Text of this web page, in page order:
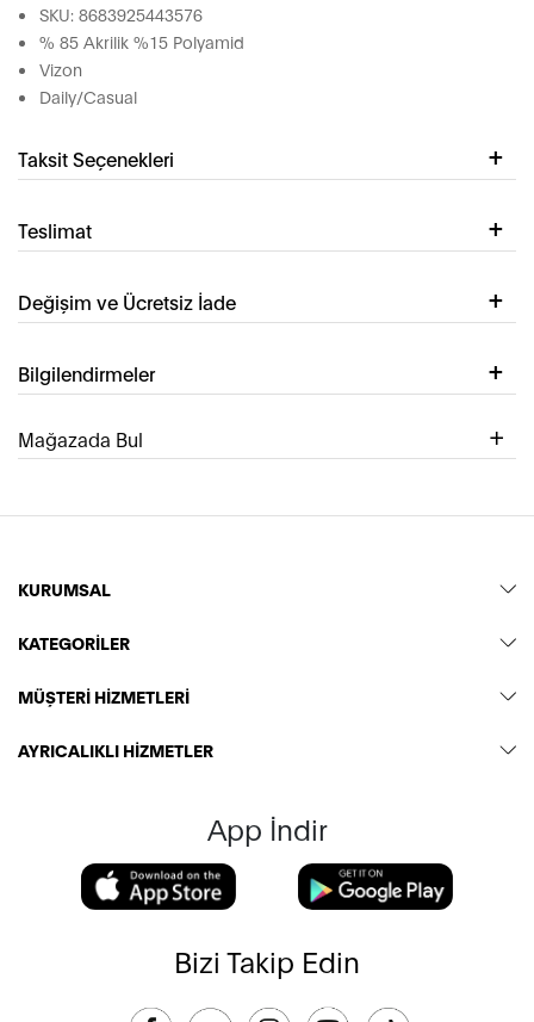
SKU: 8683925443576
% 85 Akrilik %15 Polyamid
Vizon
Daily/Casual
Taksit Seçenekleri
Teslimat
Değişim ve Ücretsiz İade
Bilgilendirmeler
Mağazada Bul
KURUMSAL
KATEGORİLER
MÜŞTERİ HİZMETLERİ
AYRICALIKLI HİZMETLER
App İndir
Bizi Takip Edin